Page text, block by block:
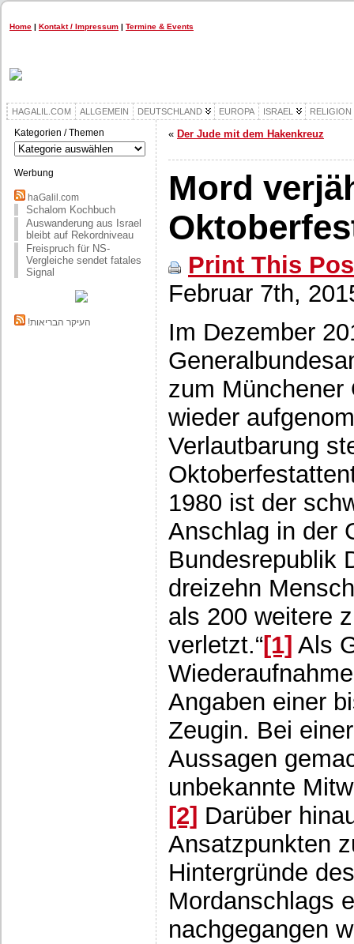
Home | Kontakt / Impressum | Termine & Events
HAGALIL.COM ALLGEMEIN DEUTSCHLAND EUROPA ISRAEL RELIGION
Kategorien / Themen
Kategorien
/
Themen
Werbung
haGalil.com
Schalom Kochbuch
Auswanderung aus Israel
bleibt auf Rekordniveau
Freispruch für NS-
Vergleiche sendet fatales
Signal
!העיקר הבריאות
« Der Jude mit dem Hakenkreuz
Mord
Print This
Februar 7th,
Im Dezember
zum
wieder
Verlautbarung
1980 ist der
Anschlag in der
Bundesrepublik
dreizehn
als 200 weitere
verletzt.“[1] Als
Angaben einer
Zeugin. Bei
Aussagen
unbekannte
[2] Darüber
Ansatzpunkten
Hintergründe
Mordanschlags
nachgegangen